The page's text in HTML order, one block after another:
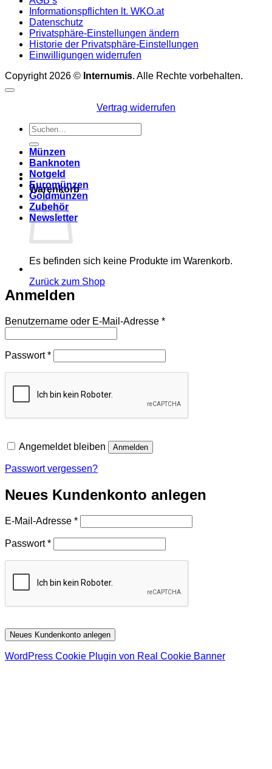
Warenkorb
Es befinden sich keine Produkte im Warenkorb.
Zurück zum Shop
Informationspflichten lt. WKO.at
Datenschutz
Privatsphäre-Einstellungen ändern
Historie der Privatsphäre-Einstellungen
Einwilligungen widerrufen
Copyright 2026 © Internumis. Alle Rechte vorbehalten.
Vertrag widerrufen
Suchen
nach:
Münzen
Banknoten
Notgeld
Euromünzen
Goldmünzen
Zubehör
Newsletter
Anmelden
Benutzername oder E-Mail-Adresse *Erforderlich
Passwort*Erforderlich
Angemeldet bleiben Anmelden
Passwort vergessen?
Neues Kundenkonto anlegen
E-Mail-Adresse *Erforderlich
Passwort*Erforderlich
Neues Kundenkonto anlegen
WordPress Cookie Plugin von Real Cookie Banner